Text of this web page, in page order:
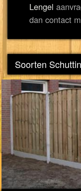
Lengel
dan contact
Soorten